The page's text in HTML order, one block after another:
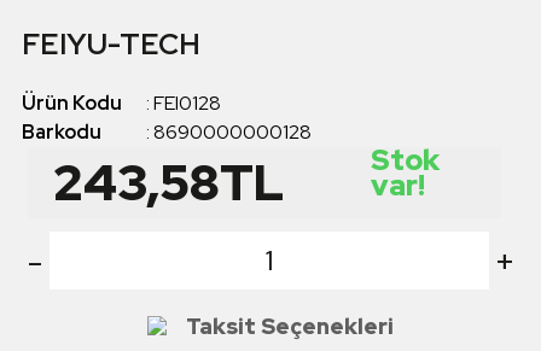
FEIYU-TECH
Ürün Kodu :FEI0128
Barkodu
:8690000000128
243,58TL Stok
var!
- +
Taksit Seçenekleri